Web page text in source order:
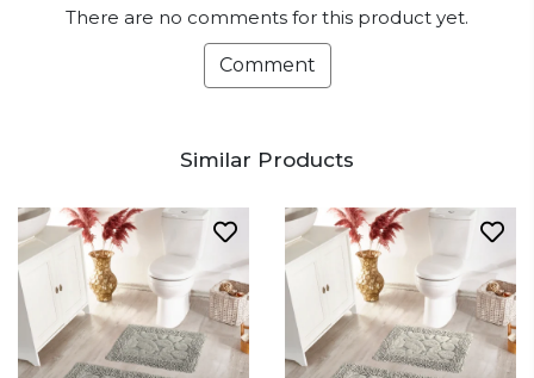
There are no comments for this product yet.
Comment
Similar Products